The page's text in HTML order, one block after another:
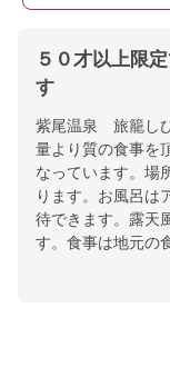
５０才以上限
す
紫尾温泉 旅籠し
量より質の食事を
なっています。場
ります。お風呂は
待できます。露天
す。食事は地元の